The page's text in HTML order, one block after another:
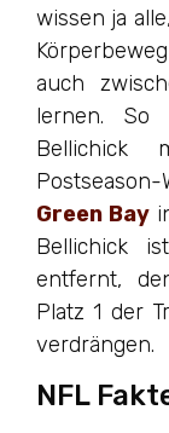
wissen ja
auch
lernen. So
Postseason-
Green Bay
Bellichick
entfernt,
Platz 1 der
verdrängen.
NFL